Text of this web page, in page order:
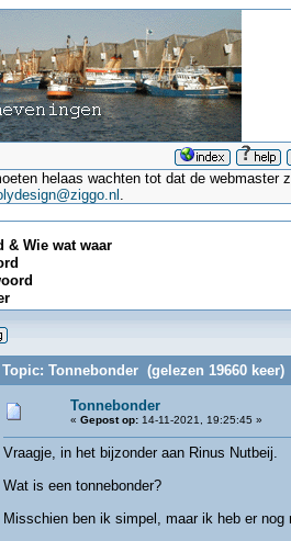
helaas wachten tot dat de
.
& Wie wat waar
Topic: Tonnebonder (gelezen 19660 keer)
Tonnebonder
« Gepost op:14-11-2021, 19:25:45 »
Vraagje, in het bijzonder aan Rinus Nutbeij.
Wat is een tonnebonder?
Misschien ben ik simpel, maar ik heb er nog